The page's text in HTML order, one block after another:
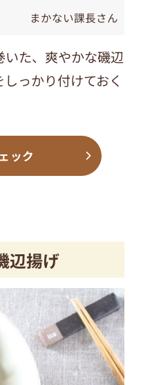
まかない課長さん
た、爽やかな磯辺
っかり付けておく
ック
辺揚げ